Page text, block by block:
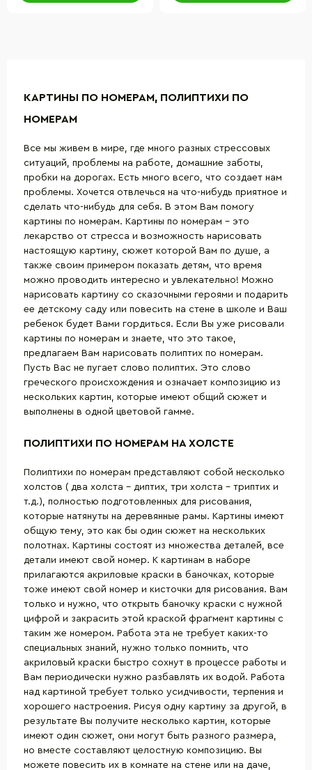
КАРТИНЫ ПО НОМЕРАМ, ПОЛИПТИХИ ПО
НОМЕРАМ
Все мы живем в мире, где много разных стрессовых
ситуаций, проблемы на работе, домашние заботы,
пробки на дорогах. Есть много всего, что создает нам
проблемы. Хочется отвлечься на что-нибудь приятное и
сделать что-нибудь для себя. В этом Вам помогу
картины по номерам. Картины по номерам – это
лекарство от стресса и возможность нарисовать
настоящую картину, сюжет которой Вам по душе, а
также своим примером показать детям, что время
можно проводить интересно и увлекательно! Можно
нарисовать картину со сказочными героями и подарить
ее детскому саду или повесить на стене в школе и Ваш
ребенок будет Вами гордиться. Если Вы уже рисовали
картины по номерам и знаете, что это такое,
предлагаем Вам нарисовать полиптих по номерам.
Пусть Вас не пугает слово полиптих. Это слово
греческого происхождения и означает композицию из
нескольких картин, которые имеют общий сюжет и
выполнены в одной цветовой гамме.
ПОЛИПТИХИ ПО НОМЕРАМ НА ХОЛСТЕ
Полиптихи по номерам представляют собой несколько
холстов ( два холста – диптих, три холста – триптих и
т.д.), полностью подготовленных для рисования,
которые натянуты на деревянные рамы. Картины имеют
общую тему, это как бы один сюжет на нескольких
полотнах. Картины состоят из множества деталей, все
детали имеют свой номер. К картинам в наборе
прилагаются акриловые краски в баночках, которые
тоже имеют свой номер и кисточки для рисования. Вам
только и нужно, что открыть баночку краски с нужной
цифрой и закрасить этой краской фрагмент картины с
таким же номером. Работа эта не требует каких-то
специальных знаний, нужно только помнить, что
акриловый краски быстро сохнут в процессе работы и
Вам периодически нужно разбавлять их водой. Работа
над картиной требует только усидчивости, терпения и
хорошего настроения. Рисуя одну картину за другой, в
результате Вы получите несколько картин, которые
имеют один сюжет, они могут быть разного размера,
но вместе составляют целостную композицию. Вы
можете повесить их в комнате на стене или на даче,